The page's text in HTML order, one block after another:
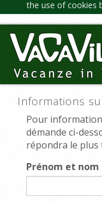
the use of cookies
Informations
Pour
démande ci-
répondra le plus
Prénom et nom